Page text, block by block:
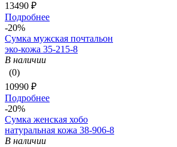
13490 ₽
Подробнее
-20%
Сумка мужская почтальон
эко-кожа 35-215-8
В наличии
(0)
10990 ₽
Подробнее
-20%
Сумка женская хобо
натуральная кожа 38-906-8
В наличии